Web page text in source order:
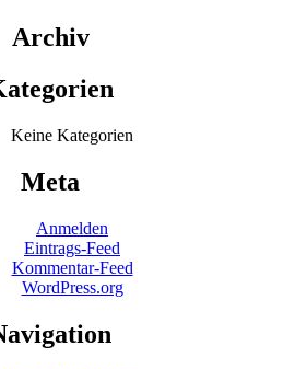
Archiv
Keine Kategorien
Meta
Anmelden
Eintrags-Feed
Kommentar-Feed
WordPress.org